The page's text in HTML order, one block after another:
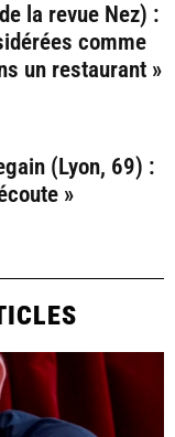
la revue Nez) :
comme
un restaurant »
(Lyon, 69) :
»